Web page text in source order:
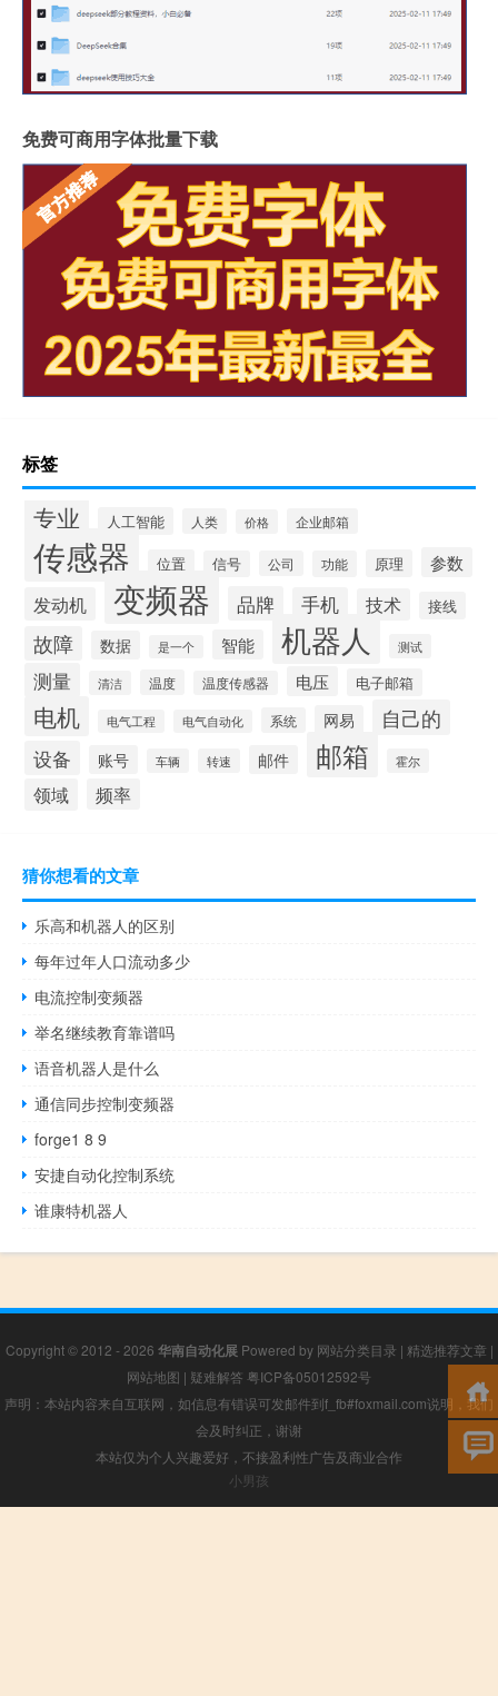
免费可商用字体批量下载
标签
专业 人工智能 人类 价格 企业邮箱
传感器 位置 信号 公司 功能 原理 参数
发动机 变频器 品牌 手机 技术 接线
故障 数据 是一个 智能 机器人 测试
测量 清洁 温度 温度传感器 电压 电子邮箱
电机 电气工程 电气自动化 系统 网易 自己的
设备 账号 车辆 转速 邮件 邮箱 霍尔
领域 频率
猜你想看的文章
乐高和机器人的区别
每年过年人口流动多少
电流控制变频器
举名继续教育靠谱吗
语音机器人是什么
通信同步控制变频器
forge1 8 9
安捷自动化控制系统
谁康特机器人
Copyright © 2012 - 2026 华南自动化展Powered by 网站分类目录 | 精选推荐文章 |
网站地图 | 疑难解答 粤ICP备05012592号
声明：本站内容来自互联网，如信息有错误可发邮件到f_fb#foxmail.com说明，我们
会及时纠正，谢谢
本站仅为个人兴趣爱好，不接盈利性广告及商业合作
小男孩